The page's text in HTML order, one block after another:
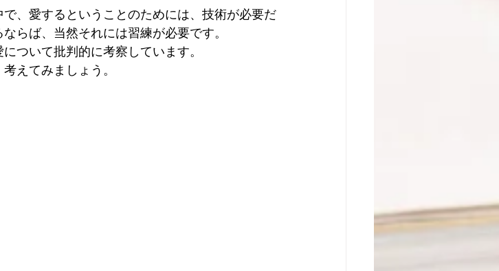
、愛するということのためには、技術が必要だ
らば、当然それには習練が必要です。
ついて批判的に考察しています。
えてみましょう。